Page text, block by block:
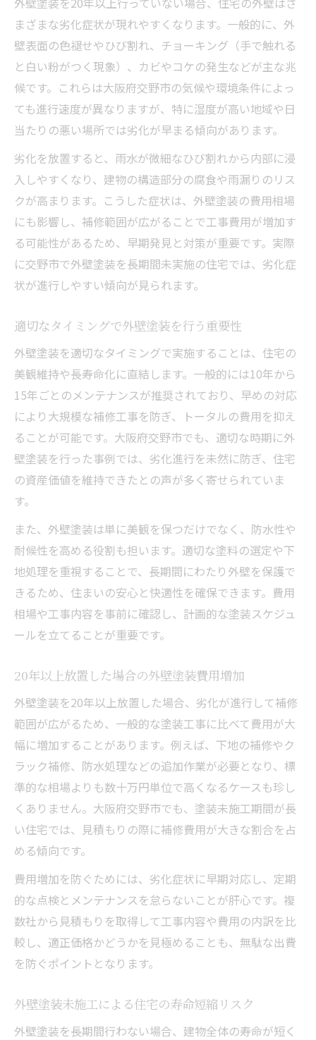
まざまな劣化症状が現れやすくなります。一般的に、外
壁表面の色褪せやひび割れ、チョーキング（手で触れる
と白い粉がつく現象）、カビやコケの発生などが主な兆
候です。これらは大阪府交野市の気候や環境条件によっ
ても進行速度が異なりますが、特に湿度が高い地域や日
当たりの悪い場所では劣化が早まる傾向があります。
劣化を放置すると、雨水が微細なひび割れから内部に浸
入しやすくなり、建物の構造部分の腐食や雨漏りのリス
クが高まります。こうした症状は、外壁塗装の費用相場
にも影響し、補修範囲が広がることで工事費用が増加す
る可能性があるため、早期発見と対策が重要です。実際
に交野市で外壁塗装を長期間未実施の住宅では、劣化症
状が進行しやすい傾向が見られます。
適切なタイミングで外壁塗装を行う重要性
外壁塗装を適切なタイミングで実施することは、住宅の
美観維持や長寿命化に直結します。一般的には10年から
15年ごとのメンテナンスが推奨されており、早めの対応
により大規模な補修工事を防ぎ、トータルの費用を抑え
ることが可能です。大阪府交野市でも、適切な時期に外
壁塗装を行った事例では、劣化進行を未然に防ぎ、住宅
の資産価値を維持できたとの声が多く寄せられていま
す。
また、外壁塗装は単に美観を保つだけでなく、防水性や
耐候性を高める役割も担います。適切な塗料の選定や下
地処理を重視することで、長期間にわたり外壁を保護で
きるため、住まいの安心と快適性を確保できます。費用
相場や工事内容を事前に確認し、計画的な塗装スケジュ
ールを立てることが重要です。
20年以上放置した場合の外壁塗装費用増加
外壁塗装を20年以上放置した場合、劣化が進行して補修
範囲が広がるため、一般的な塗装工事に比べて費用が大
幅に増加することがあります。例えば、下地の補修やク
ラック補修、防水処理などの追加作業が必要となり、標
準的な相場よりも数十万円単位で高くなるケースも珍し
くありません。大阪府交野市でも、塗装未施工期間が長
い住宅では、見積もりの際に補修費用が大きな割合を占
める傾向です。
費用増加を防ぐためには、劣化症状に早期対応し、定期
的な点検とメンテナンスを怠らないことが肝心です。複
数社から見積もりを取得して工事内容や費用の内訳を比
較し、適正価格かどうかを見極めることも、無駄な出費
を防ぐポイントとなります。
外壁塗装未施工による住宅の寿命短縮リスク
外壁塗装を長期間行わない場合、建物全体の寿命が短く